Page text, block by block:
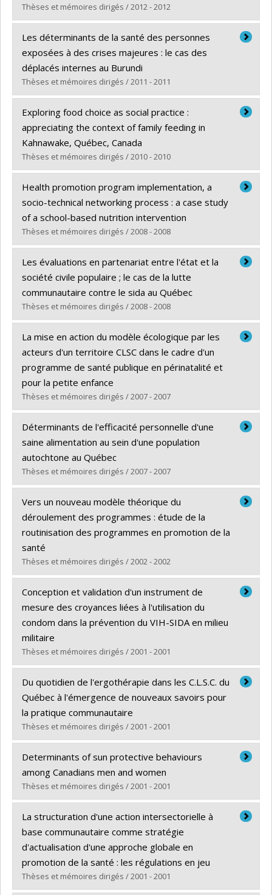
Thèses et mémoires dirigés / 2012 - 2012
Diplômé(e) :Diallo, Fatoumata Binta
Cycle :Doctorat
Diplôme obtenu :Ph. D.
Lien vers le document dans Papyrus
Les déterminants de la santé des personnes
exposées à des crises majeures : le cas des
déplacés internes au Burundi
Thèses et mémoires dirigés / 2011 - 2011
Diplômé(e) :Hakizimana, Gabriel
Cycle :Doctorat
Diplôme obtenu :Ph. D.
Lien vers le document dans Papyrus
Exploring food choice as social practice :
appreciating the context of family feeding in
Kahnawake, Québec, Canada
Thèses et mémoires dirigés / 2010 - 2010
Diplômé(e) :Delormier, Treena
Cycle :Doctorat
Diplôme obtenu :Ph. D.
Lien vers le document dans Papyrus
Health promotion program implementation, a
socio-technical networking process : a case study
of a school-based nutrition intervention
Thèses et mémoires dirigés / 2008 - 2008
Diplômé(e) :Bisset, Sherri
Cycle :Doctorat
Diplôme obtenu :Ph. D.
Lien vers le document dans Papyrus
Les évaluations en partenariat entre l'état et la
société civile populaire ; le cas de la lutte
communautaire contre le sida au Québec
Thèses et mémoires dirigés / 2008 - 2008
Diplômé(e) :Laperrière, Hélène
Cycle :Doctorat
Diplôme obtenu :Ph. D.
Lien vers le document dans Papyrus
La mise en action du modèle écologique par les
acteurs d'un territoire CLSC dans le cadre d'un
programme de santé publique en périnatalité et
pour la petite enfance
Thèses et mémoires dirigés / 2007 - 2007
Diplômé(e) :Mendell, Anika
Cycle :Maîtrise
Diplôme obtenu :M. Sc.
Lien vers le document dans Papyrus
Déterminants de l'efficacité personnelle d'une
saine alimentation au sein d'une population
autochtone au Québec
Thèses et mémoires dirigés / 2007 - 2007
Diplômé(e) :Mercille, Geneviève
Cycle :Maîtrise
Diplôme obtenu :M. Sc.
Lien vers le document dans Papyrus
Vers un nouveau modèle théorique du
déroulement des programmes : étude de la
routinisation des programmes en promotion de la
santé
Thèses et mémoires dirigés / 2002 - 2002
Diplômé(e) :Pluye, Pierre
Cycle :Doctorat
Diplôme obtenu :Ph. D.
Lien vers le document dans Papyrus
Conception et validation d'un instrument de
mesure des croyances liées à l'utilisation du
condom dans la prévention du VIH-SIDA en milieu
militaire
Thèses et mémoires dirigés / 2001 - 2001
Diplômé(e) : Rbaï, Mohammed
Cycle :Maîtrise
Diplôme obtenu :M. Sc.
Lien vers le document dans Papyrus
Du quotidien de l'ergothérapie dans les C.L.S.C. du
Québec à l'émergence de nouveaux savoirs pour
la pratique communautaire
Thèses et mémoires dirigés / 2001 - 2001
Diplômé(e) :Hébert, Michèle
Cycle : Doctorat
Diplôme obtenu :Ph. D.
Lien vers le document dans Papyrus
Determinants of sun protective behaviours
among Canadians men and women
Thèses et mémoires dirigés / 2001 - 2001
Diplômé(e) :Chauvette, Amelia
Cycle :Maîtrise
Diplôme obtenu :M. Sc.
Lien vers le document dans Papyrus
La structuration d'une action intersectorielle à
base communautaire comme stratégie
d'actualisation d'une approche globale en
promotion de la santé : les régulations en jeu
Thèses et mémoires dirigés / 2001 - 2001